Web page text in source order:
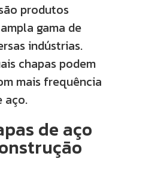
produtos
gama de
indústrias.
chapas podem
mais frequência
aço.
de aço